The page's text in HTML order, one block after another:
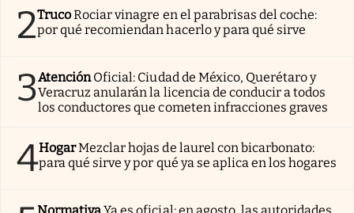
2TrucoRociar vinagre en el parabrisas del coche:
por qué recomiendan hacerlo y para qué sirve
3AtenciónOficial: Ciudad de México, Querétaro y
Veracruz anularán la licencia de conducir a todos
los conductores que cometen infracciones graves
4HogarMezclar hojas de laurel con bicarbonato:
para qué sirve y por qué ya se aplica en los hogares